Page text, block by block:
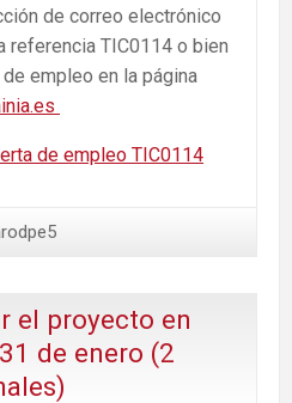
de correo electrónico
referencia TIC0114 o bien
empleo en la página
de empleo TIC0114
el proyecto en
de enero (2